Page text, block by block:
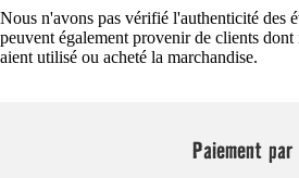
Nous n'avons pas vérifié l'authenticité des
peuvent également provenir de clients
aient utilisé ou acheté la marchandise.
Paiement par